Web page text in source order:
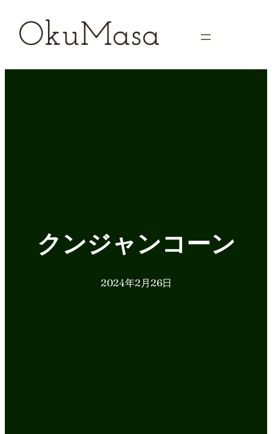
クンジャンコーン
2024年2月26日